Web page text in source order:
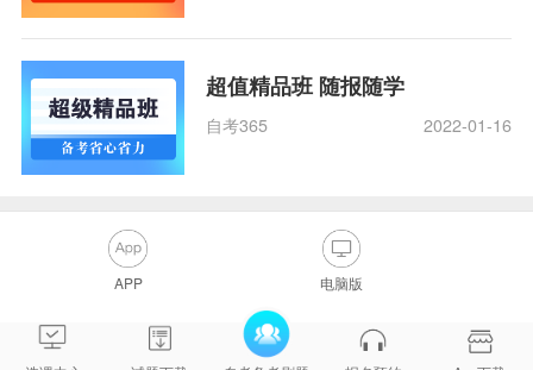
超值精品班 随报随学
自考365 2022-01-16
APP 电脑版